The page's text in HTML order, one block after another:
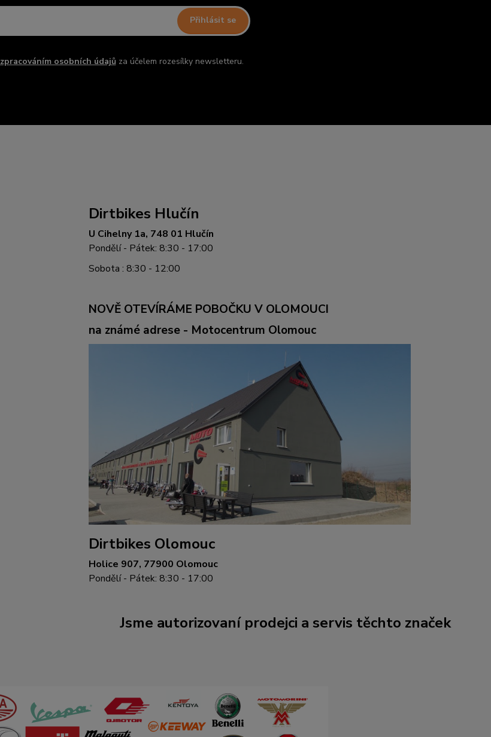
Přihlásit se
zpracováním osobních údajůza účelem rozesílky newsletteru.
Dirtbikes Hlučín
U Cihelny 1a, 748 01 Hlučín
Pondělí - Pátek: 8:30 - 17:00
Sobota : 8:30 - 12:00
NOVĚ OTEVÍRÁME POBOČKU V OLOMOUCI
na známé adrese - Motocentrum Olomouc
Dirtbikes Olomouc
Holice 907, 77900 Olomouc
Pondělí - Pátek: 8:30 - 17:00
Jsme autorizovaní prodejci a servis těchto značek